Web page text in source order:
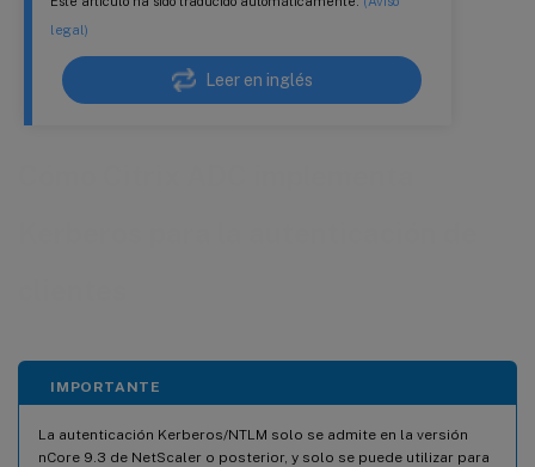
legal)
Leer en inglés
IMPORTANTE
La autenticación Kerberos/NTLM solo se admite en la versión
nCore 9.3 de NetScaler o posterior, y solo se puede utilizar para